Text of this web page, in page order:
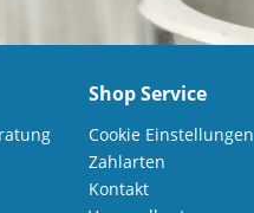
Shop Service
Cookie Einstellungen
Zahlarten
Kontakt